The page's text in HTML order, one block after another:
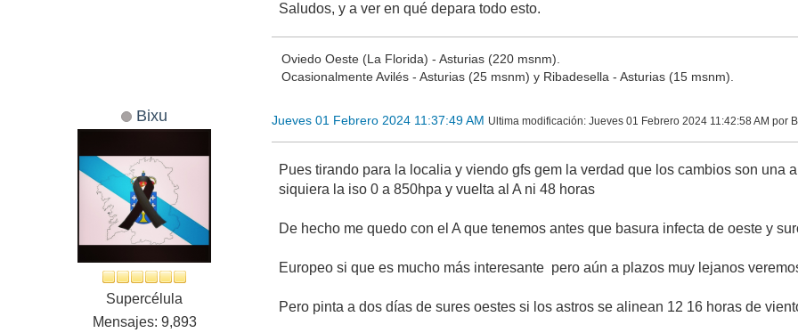
Saludos, y a ver en qué depara todo esto.
Oviedo Oeste (La Florida) - Asturias (220 msnm).
Ocasionalmente Avilés - Asturias (25 msnm) y Ribadesella - Asturias (15 msnm).
Bixu
Supercélula
Mensajes: 9,893
Jueves 01 Febrero 2024 11:37:49 AM Ultima modificación: Jueves 01 Febrero 2024 11:42:58 AM por
Pues tirando para la localia y viendo gfs gem la verdad que los cambios son una
siquiera la iso 0 a 850hpa y vuelta al A ni 48 horas
De hecho me quedo con el A que tenemos antes que basura infecta de oeste y
Europeo si que es mucho más interesante pero aún a plazos muy lejanos
Pero pinta a dos días de sures oestes si los astros se alinean 12 16 horas de